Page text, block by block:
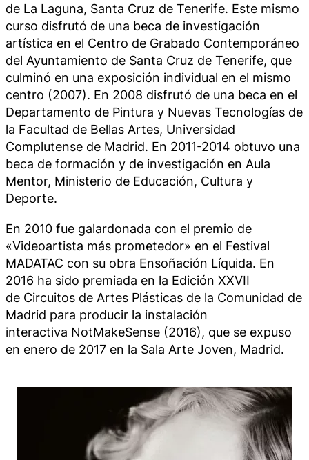
de La Laguna, Santa Cruz de Tenerife. Este mismo
curso disfrutó de una beca de investigación
artística en el Centro de Grabado Contemporáneo
del Ayuntamiento de Santa Cruz de Tenerife, que
culminó en una exposición individual en el mismo
centro (2007). En 2008 disfrutó de una beca en el
Departamento de Pintura y Nuevas Tecnologías de
la Facultad de Bellas Artes, Universidad
Complutense de Madrid. En 2011-2014 obtuvo una
beca de formación y de investigación en Aula
Mentor, Ministerio de Educación, Cultura y
Deporte.
En 2010 fue galardonada con el premio de
«Videoartista más prometedor» en el Festival
MADATAC con su obra Ensoñación Líquida. En
2016 ha sido premiada en la Edición XXVII
de Circuitos de Artes Plásticas de la Comunidad de
Madrid para producir la instalación
interactiva NotMakeSense (2016), que se expuso
en enero de 2017 en la Sala Arte Joven, Madrid.